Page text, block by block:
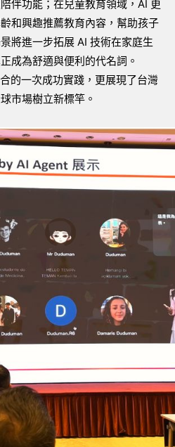
伴功能；在兒童教育領域，AI 更
和興趣推薦教育內容，幫助孩子
將進一步拓展 AI 技術在家庭生
成為舒適與便利的代名詞。
的一次成功實踐，更展現了台灣
市場樹立新標竿。